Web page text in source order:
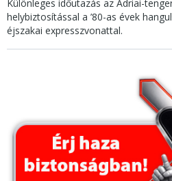
Különleges időutazás az Adriai-
helybiztosítással a ’80-as évek
éjszakai expresszvonattal.